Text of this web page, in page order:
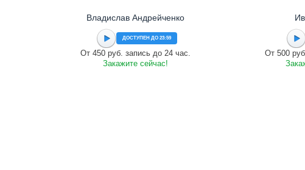
Владислав Андрейченко
ДОСТУПЕН ДО 23:59
От 450 руб. запись до 24 час.
Закажите сейчас!
От 500